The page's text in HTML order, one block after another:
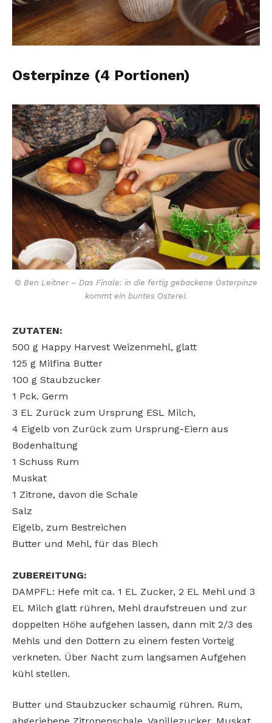
Osterpinze (4 Portionen)
© Ben Leitner – Das Finale: in die fertig gebackene Osterpinze
kommt ein buntes Osterei.
ZUTATEN:
500 g Happy Harvest Weizenmehl, glatt
125 g Milfina Butter
100 g Staubzucker
1 Pck. Germ
3 EL Zurück zum Ursprung ESL Milch,
4 Eigelb von Zurück zum Ursprung-Eiern aus
Bodenhaltung
1 Schuss Rum
Muskat
1 Zitrone, davon die Schale
Salz
Eigelb, zum Bestreichen
Butter und Mehl, für das Blech
ZUBEREITUNG:
DAMPFL: Hefe mit ca. 1 EL Zucker, 2 EL Mehl und 3
EL Milch glatt rühren, Mehl draufstreuen und zur
doppelten Höhe aufgehen lassen, dann mit 2/3 des
Mehls und den Dottern zu einem festen Vorteig
verkneten. Über Nacht zum langsamen Aufgehen
kühl stellen.
Butter und Staubzucker schaumig rühren. Rum,